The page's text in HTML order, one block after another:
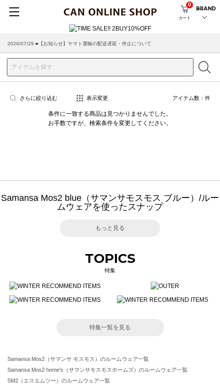
カート
0
BRAND
2026/07/29 ■【お知らせ】ヤマト運輸の配送遅延・停止について
さらに絞り込む 表示変更 アイテム数： 件
条件に一致する商品は見つかりませんでした。
お手数ですが、検索条件を変更してください。
Samansa Mos2 blue（サマンサモスモス ブルー）/ルー
ムウェアを使ったスナップ
もっと見る
TOPICS
特集
特集一覧を見る
Samansa Mos2（サマンサ モスモス）のルームウェア一覧
Samansa Mos2 home's（サマンサモスモスホームズ）のルームウェア一覧
SM2（エスエムツー）のルームウェア一覧